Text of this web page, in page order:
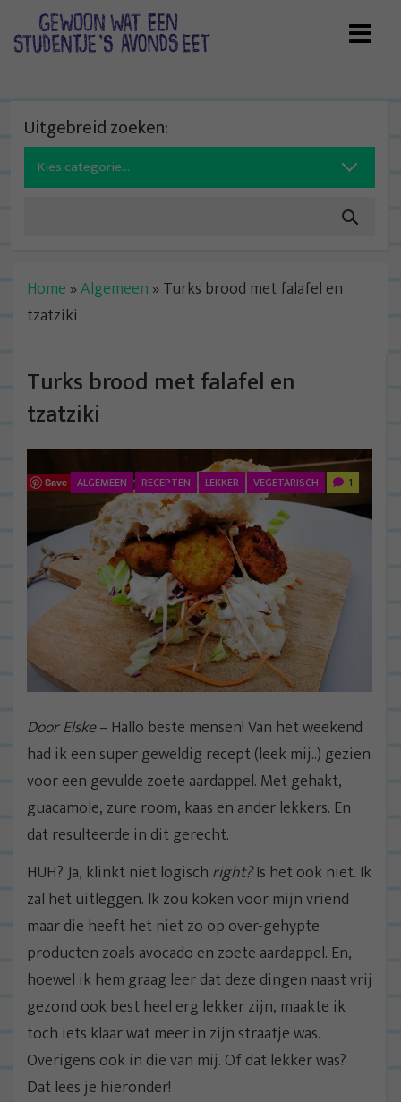
Uitgebreid zoeken:
Search
for:
Home »Algemeen » Turks brood met falafel en
tzatziki
Turks brood met falafel en
tzatziki
Save ALGEMEEN RECEPTEN LEKKER VEGETARISCH 1
Door Elske– Hallo beste mensen! Van het weekend
had ik een super geweldig recept (leek mij..) gezien
voor een gevulde zoete aardappel. Met gehakt,
guacamole, zure room, kaas en ander lekkers. En
dat resulteerde in dit gerecht.
HUH? Ja, klinkt niet logisch right?Is het ook niet. Ik
zal het uitleggen. Ik zou koken voor mijn vriend
maar die heeft het niet zo op over-gehypte
producten zoals avocado en zoete aardappel. En,
hoewel ik hem graag leer dat deze dingen naast vrij
gezond ook best heel erg lekker zijn, maakte ik
toch iets klaar wat meer in zijn straatje was.
Overigens ook in die van mij. Of dat lekker was?
Dat lees je hieronder!